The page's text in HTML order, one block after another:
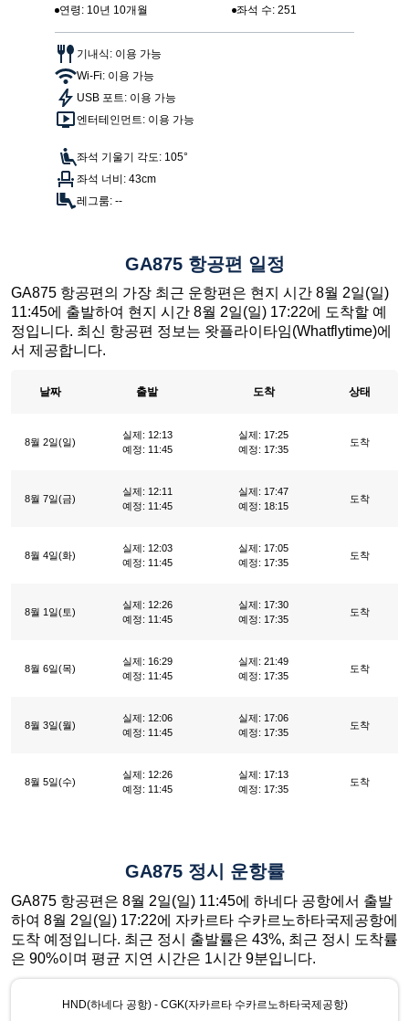
연령: 10년 10개월
좌석 수: 251
기내식: 이용 가능
Wi-Fi: 이용 가능
USB 포트: 이용 가능
엔터테인먼트: 이용 가능
좌석 기울기 각도: 105°
좌석 너비: 43cm
레그룸: --
GA875 항공편 일정
GA875 항공편의 가장 최근 운항편은 현지 시간 8월 2일(일)
11:45에 출발하여 현지 시간 8월 2일(일) 17:22에 도착할 예
정입니다. 최신 항공편 정보는 왓플라이타임(Whatflytime)에
서 제공합니다.
날짜 출발 도착 상태
8월 2일(일)
실제: 12:13
예정: 11:45
실제: 17:25
예정: 17:35
도착
8월 7일(금)
실제: 12:11
예정: 11:45
실제: 17:47
예정: 18:15
도착
8월 4일(화)
실제: 12:03
예정: 11:45
실제: 17:05
예정: 17:35
도착
8월 1일(토)
실제: 12:26
예정: 11:45
실제: 17:30
예정: 17:35
도착
8월 6일(목)
실제: 16:29
예정: 11:45
실제: 21:49
예정: 17:35
도착
8월 3일(월)
실제: 12:06
예정: 11:45
실제: 17:06
예정: 17:35
도착
8월 5일(수)
실제: 12:26
예정: 11:45
실제: 17:13
예정: 17:35
도착
GA875 정시 운항률
GA875 항공편은 8월 2일(일) 11:45에 하네다 공항에서 출발
하여 8월 2일(일) 17:22에 자카르타 수카르노하타국제공항에
도착 예정입니다. 최근 정시 출발률은 43%, 최근 정시 도착률
은 90%이며 평균 지연 시간은 1시간 9분입니다.
HND(하네다 공항) - CGK(자카르타 수카르노하타국제공항)